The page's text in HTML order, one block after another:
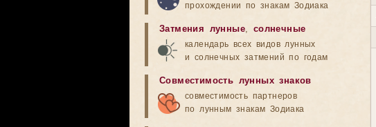
прохождении по знакам Зодиака
Затмения лунные, солнечные
календарь всех видов лунных
и солнечных затмений по годам
Совместимость лунных знаков
совместимость партнеров
по лунным знакам Зодиака